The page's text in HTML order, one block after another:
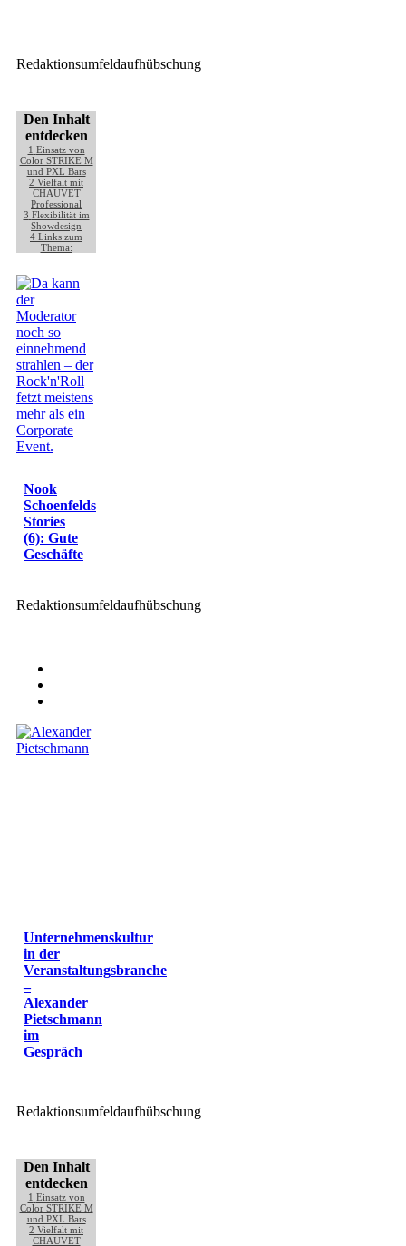
Redaktionsumfeldaufhübschung
Den Inhalt
entdecken
1 Einsatz von
Color STRIKE M
und PXL Bars
2 Vielfalt mit
CHAUVET
Professional
3 Flexibilität im
Showdesign
4 Links zum
Thema:
Nook
Schoenfelds
Stories
(6): Gute
Geschäfte
Redaktionsumfeldaufhübschung
Unternehmenskultur
in der
Veranstaltungsbranche
–
Alexander
Pietschmann
im
Gespräch
Redaktionsumfeldaufhübschung
Den Inhalt
entdecken
1 Einsatz von
Color STRIKE M
und PXL Bars
2 Vielfalt mit
CHAUVET